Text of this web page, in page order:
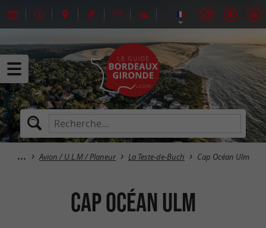
Avion / U.L.M / Planeur La Teste-de-Buch Cap Océan Ulm
Cap Océan Ulm